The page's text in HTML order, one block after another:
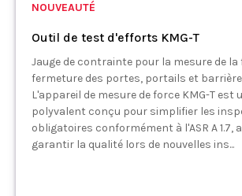
NOUVEAUTÉ
Outil de test d'efforts KMG-T
Jauge de contrainte pour la mesure de la
fermeture des portes, portails et
L'appareil de mesure de force KMG-T est
polyvalent conçu pour simplifier les
obligatoires conformément à l'ASR A 1.7,
garantir la qualité lors de nouvelles ins...